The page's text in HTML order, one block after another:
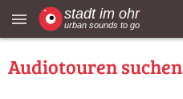
menu
Audiotouren suchen